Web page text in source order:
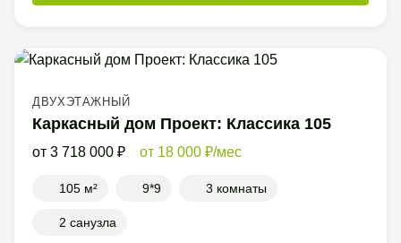
ДВУХЭТАЖНЫЙ
Каркасный дом Проект: Классика 105
3 718 000 18 000 /мес
105 м² 9*9 3 комнаты
2 санузла